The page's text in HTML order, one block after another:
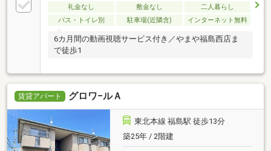
礼金なし 敷金なし
二人暮らし
バス・トイレ別
駐車場(近隣含) インターネット無料
6カ月間の動画視聴サービス付き／やまや福島西店ま
で徒歩1
賃貸アパート グロワ−ルＡ
東北本線 福島駅 徒歩13分
築25年 / 2階建